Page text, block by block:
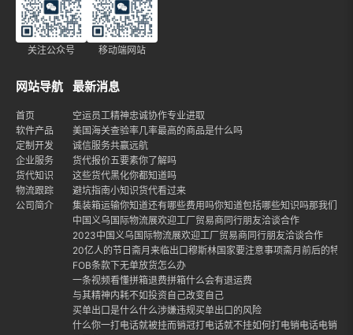
关注公众号 移动端网站
网站导航
首页
软件产品
定制开发
企业服务
货代知识
物流跟踪
公司简介
最新消息
空运员工精神忠诚协作专业进取
美国海关查验率几率最高的商品是什么吗
诚信服务共赢远航
货代报价五要素你了解吗
这些货代黑化你都知道吗
避坑指南小知识货代看过来
集装箱运输你知道还有哪些费用吗你知道包括哪些知识吗那我们就
中国义乌国际物流展欢迎工厂贸易商同行朋友洽谈合作
2023中国义乌国际物流展欢迎工厂贸易商同行朋友洽谈合作
20亿人的节日斋月来临出口穆斯林国家要注意事项斋月前后的特点
FOB条款下无单放货怎么办
一条视频看懂拼箱退费拼箱什么会有退运费
与其精神内耗不如投资自己改变自己
买单出口是什么什么涉嫌违规买单出口的风险
什么你一打电话就被挂而销冠打电话就不挂如何打电销电话电销话